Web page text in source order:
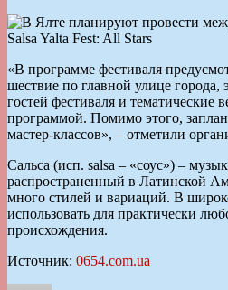
«В программе фестиваля
шествие по главной улице
гостей фестиваля и тематические
программой. Помимо этого,
мастер-классов», – отметили
Сальса (исп. salsa – «соус») –
распространенный в Латинской
много стилей и вариаций. В
использовать для практически
происхождения.
Источник: 0654.com.ua